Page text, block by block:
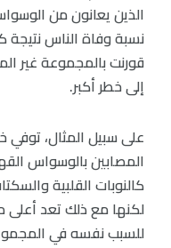
الذين يعانون من
نسبة وفاة الناس
قورنت بالمجموعة غير
إلى خطر أكبر.
المصابين بالوسواس
كالنوبات القلبية
للسبب نفسه في